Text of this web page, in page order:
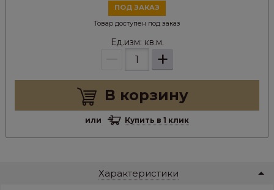
ПОД ЗАКАЗ
Товар доступен под заказ
Ед.изм: кв.м.
+
В корзину
или Купить в 1 клик
Характеристики